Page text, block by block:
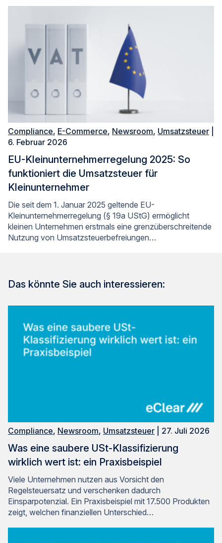
Compliance, E-Commerce, Newsroom, Umsatzsteuer
6. Februar 2026
EU-Kleinunternehmerregelung 2025: So
funktioniert die Umsatzsteuer für
Kleinunternehmer
Die seit dem 1. Januar 2025 geltende EU-
Kleinunternehmerregelung (§ 19a UStG) ermöglicht
kleinen Unternehmen erstmals eine grenzüberschreitende
Nutzung von Umsatzsteuerbefreiungen…
Das könnte Sie auch interessieren:
Compliance, Newsroom, Umsatzsteuer | 27. Juli 2026
Was eine saubere USt-Klassifizierung
wirklich wert ist: ein Praxisbeispiel
Viele Unternehmen nutzen aus Vorsicht den
Regelsteuersatz und verschenken dadurch
Einsparpotenzial. Ein Praxisbeispiel mit 17.500 Produkten
zeigt, welchen finanziellen Unterschied…